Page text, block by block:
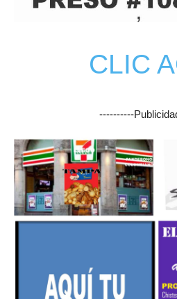
CLIC
----------